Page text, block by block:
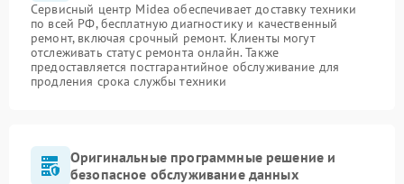
Сервисный центр Midea обеспечивает доставку техники
по всей РФ, бесплатную диагностику и качественный
ремонт, включая срочный ремонт. Клиенты могут
отслеживать статус ремонта онлайн. Также
предоставляется постгарантийное обслуживание для
продления срока службы техники
Оригинальные программные решение и
безопасное обслуживание данных